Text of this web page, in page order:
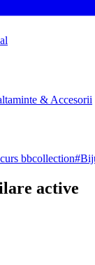
& Accesorii
bbcollection#
active